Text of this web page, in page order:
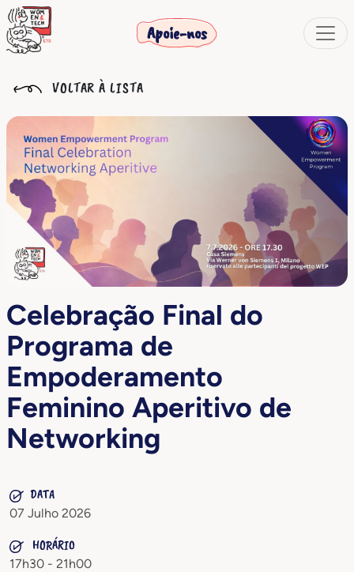
Apoie-nos
VOLTAR À LISTA
Celebração Final do
Programa de
Empoderamento
Feminino Aperitivo de
Networking
DATA
07 Julho 2026
HORÁRIO
17h30 - 21h00